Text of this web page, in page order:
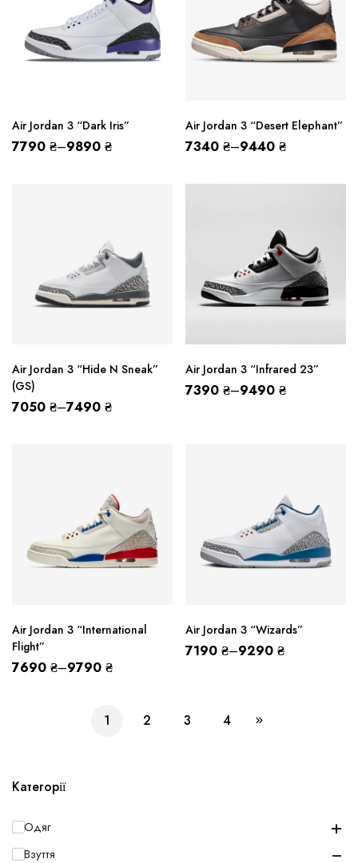
Категорії
Одяг +
Взуття −
Air Jordan 3 “Dark Iris”
7790 ₴–9890 ₴
Air Jordan 3 “Desert Elephant”
7340 ₴–9440 ₴
Air Jordan 3 “Hide N Sneak”
(GS)
7050 ₴–7490 ₴
Air Jordan 3 “Infrared 23”
7390 ₴–9490 ₴
Air Jordan 3 “International
Flight”
7690 ₴–9790 ₴
Air Jordan 3 “Wizards”
7190 ₴–9290 ₴
1 2 3 4